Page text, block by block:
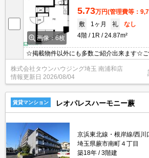
画像：6枚
5.73万円(管理費等：
敷
1ヶ月 礼
なし
4階
1R 24.87m²
☆掲載物件以外にも多数ご紹介出来ます☆ご
お探しさせて頂きます♪
株式会社タウンハウジング埼玉 南浦和店
情報更新日 2026/08/04
賃貸マンション レオパレスハーモニー蕨
京浜東北線・根岸線/西川
埼玉県蕨市南町４丁目
築18年
3階建